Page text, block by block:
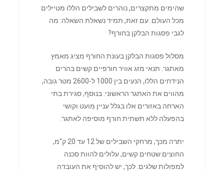
שהימים מתקצרים, נוהרים לשבילים הללו מטיילים
מכל העולם. עם זאת, תמיד נשאלת השאלה: מה
לגבי פסגות הבלקן בחורף?
מסלול פסגות הבלקן בעונת החורף מציג מאמץ
מאתגר. תנאי מזג אוויר חורפיים קשים בהרים
הנידחים הללו, הנעים בין 1000 ל-2600 מטר גובה,
מהווים את האתגר הראשוני. בנוסף, סגירת בתי
הארחה באזורים אלו בגלל עניין מועט וקושי
בהפעלה ללא תשתית חורף מוסיפה לאתגר.
יתרה מכך, מרחקי השבילים של 12 עד 20 ק"מ,
החוצים שטחים קשים, עלולים להוות סכנה
למפולות שלגים. לכך, יש להוסיף את העובדה